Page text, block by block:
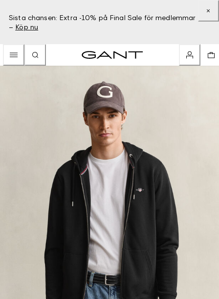
Sista chansen: Extra -10% på Final Sale för medlemmar
– Köp nu